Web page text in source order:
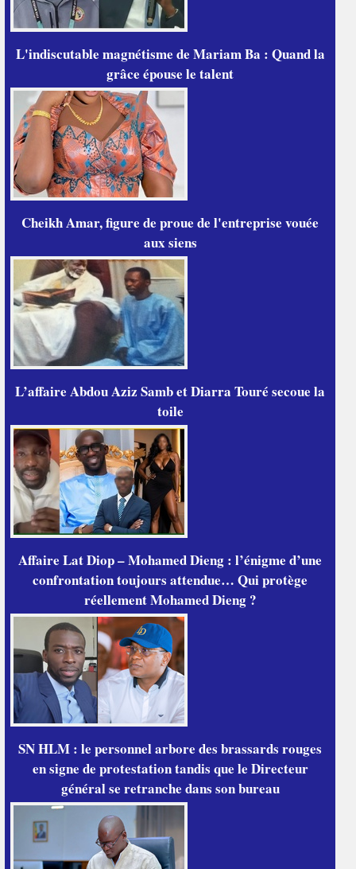
L'indiscutable magnétisme de Mariam Ba : Quand la
grâce épouse le talent
Cheikh Amar, figure de proue de l'entreprise vouée
aux siens
L’affaire Abdou Aziz Samb et Diarra Touré secoue la
toile
Affaire Lat Diop – Mohamed Dieng : l’énigme d’une
confrontation toujours attendue… Qui protège
réellement Mohamed Dieng ?
SN HLM : le personnel arbore des brassards rouges
en signe de protestation tandis que le Directeur
général se retranche dans son bureau